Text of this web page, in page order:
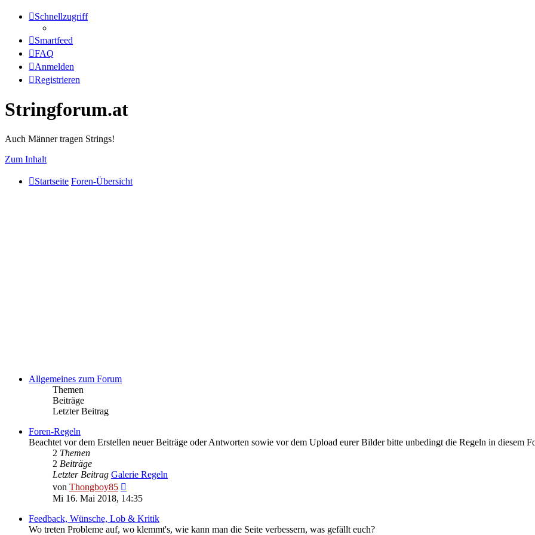
Schnellzugriff
Smartfeed
FAQ
Anmelden
Registrieren
Stringforum.at
Auch Männer tragen Strings!
Zum Inhalt
Startseite Foren-Übersicht
Allgemeines zum Forum
Themen
Beiträge
Letzter Beitrag
Foren-Regeln
Beachtet vor dem Erstellen neuer Beiträge oder Antworten sowie vor dem Upload eurer Bilder bitte unbedingt die Regeln in diesem
2 Themen
2 Beiträge
Letzter Beitrag Galerie Regeln
von Thongboy85
Beitrag
Mi 16. Mai 2018, 14:35
Feedback, Wünsche, Lob & Kritik
Wo treten Probleme auf, wo klemmt's, wie kann man die Seite verbessern, was gefällt euch?